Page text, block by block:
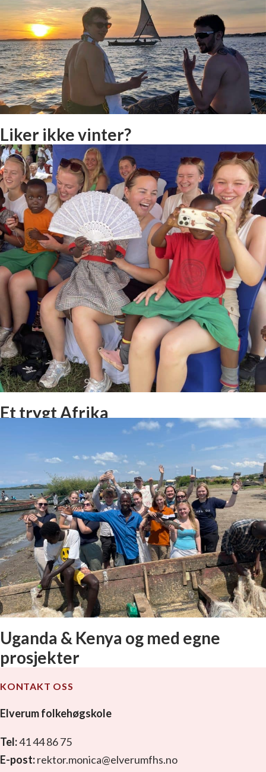
Liker ikke vinter?
Et trygt Afrika
Uganda & Kenya og med egne
prosjekter
KONTAKT OSS
Elverum folkehøgskole
Tel:41 44 86 75
E-post:rektor.monica@elverumfhs.no